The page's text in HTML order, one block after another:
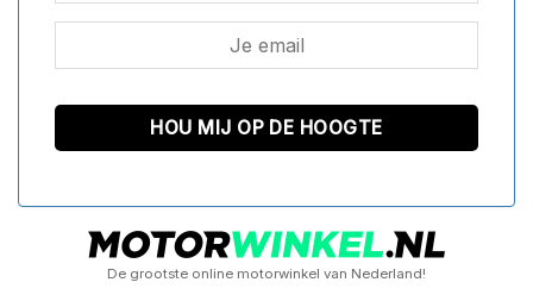
De grootste online motorwinkel van Nederland!